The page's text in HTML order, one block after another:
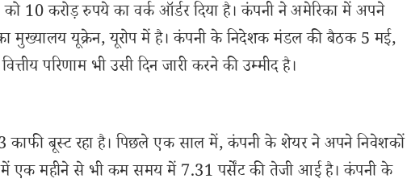
करोड़ रुपये का वर्क ऑर्डर दिया है। कंपनी ने अमेरिका में अपने
मुख्यालय यूक्रेन, यूरोप में है। कंपनी के निदेशक मंडल की बैठक 5 मई,
परिणाम भी उसी दिन जारी करने की उम्मीद है।
काफी बूस्ट रहा है। पिछले एक साल में, कंपनी के शेयर ने अपने निवेशकों
में एक महीने से भी कम समय में 7.31 पर्सेंट की तेजी आई है। कंपनी के